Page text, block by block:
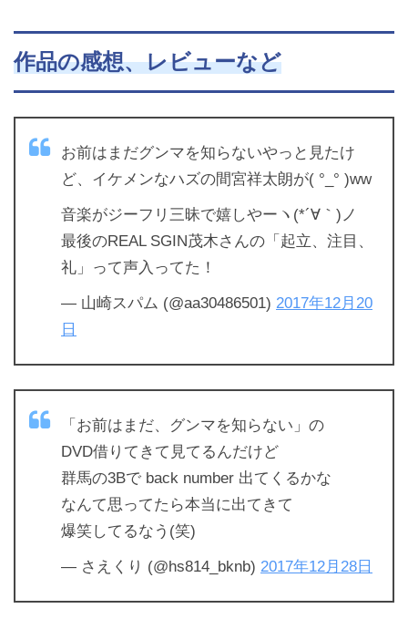
作品の感想、レビューなど
お前はまだグンマを知らないやっと見たけ
ど、イケメンなハズの間宮祥太朗が( °_° )ww
音楽がジーフリ三昧で嬉しやーヽ(*´∀｀)ノ
最後のREAL SGIN茂木さんの「起立、注目、
礼」って声入ってた！
— 山崎スパム (@aa30486501) 2017年12月20
日
「お前はまだ、グンマを知らない」の
DVD借りてきて見てるんだけど
群馬の3Bで back number 出てくるかな
なんて思ってたら本当に出てきて
爆笑してるなう(笑)
— さえくり (@hs814_bknb) 2017年12月28日